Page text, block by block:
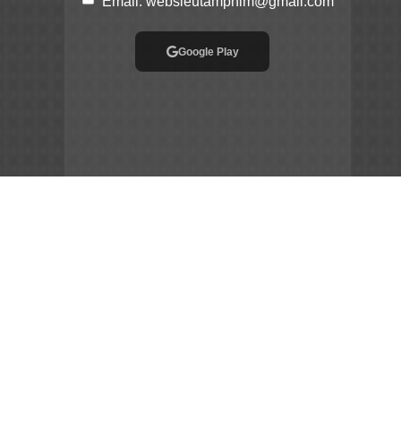
Google Play